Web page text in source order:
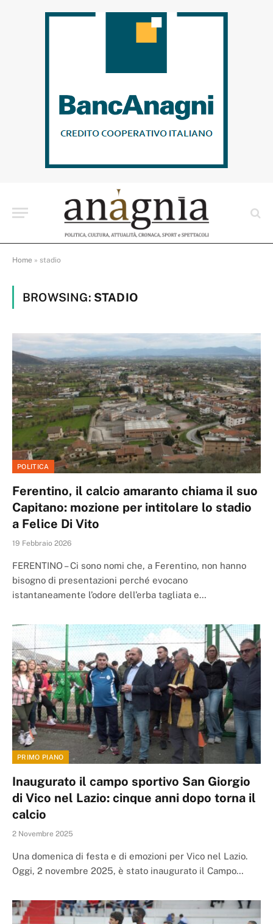
Home » stadio
BROWSING: STADIO
POLITICA
Ferentino, il calcio amaranto chiama il suo
Capitano: mozione per intitolare lo stadio
a Felice Di Vito
19 Febbraio 2026
FERENTINO – Ci sono nomi che, a Ferentino, non hanno
bisogno di presentazioni perché evocano
istantaneamente l’odore dell’erba tagliata e…
PRIMO PIANO
Inaugurato il campo sportivo San Giorgio
di Vico nel Lazio: cinque anni dopo torna il
calcio
2 Novembre 2025
Una domenica di festa e di emozioni per Vico nel Lazio.
Oggi, 2 novembre 2025, è stato inaugurato il Campo…